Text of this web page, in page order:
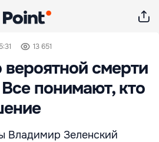
13 651
смерти
понимают, кто
Владимир Зеленский